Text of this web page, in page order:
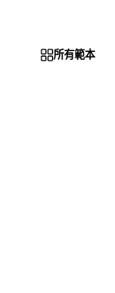
所有範本